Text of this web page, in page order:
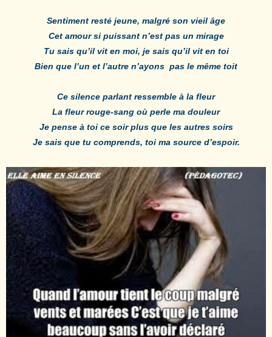
Sentiment resté jeune, malgré son vieil âge
Cet amour si puissant n’est pas un mirage
Tu sais qu’il vit en moi, je sais qu’il vit en toi
Bien que l’un et l’autre n’ayons pas le même toit
Ce silence parlant ressemble à la fleur
La fleur rouge-sang où perle ma douleur
Je pense à toi ce soir plus que les autres soirs
Je sais que tu comprends, toi ma source d’espoir.